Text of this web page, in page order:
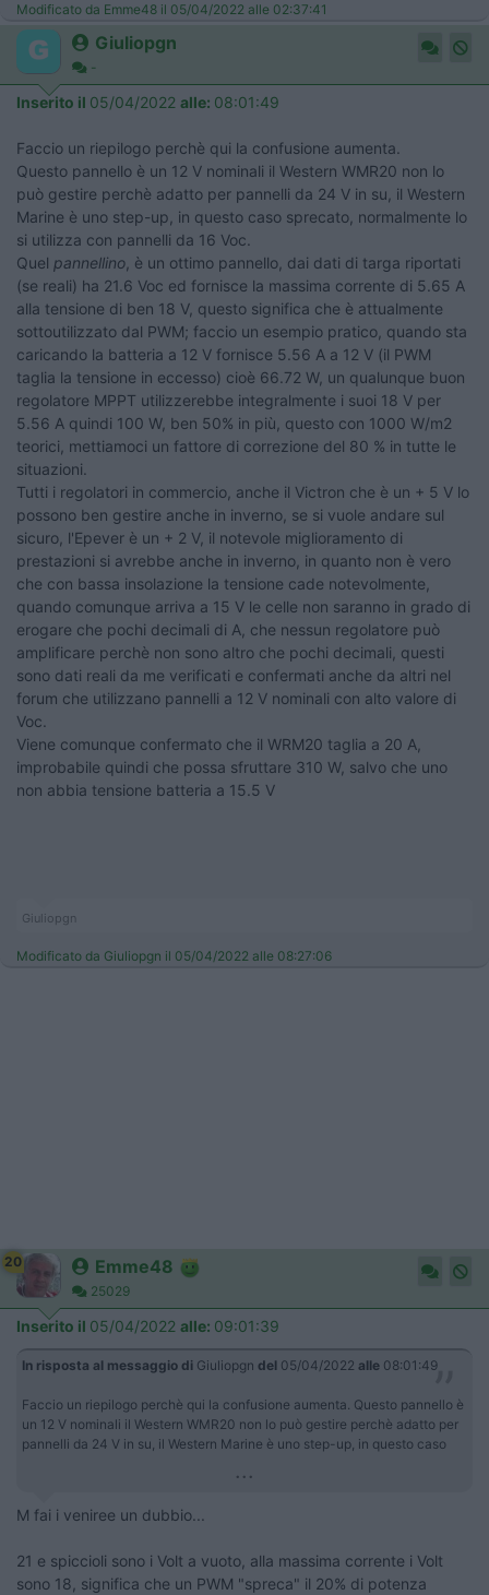
Modificato da Emme48 il 05/04/2022 alle 02:37:41
Giuliopgn
-
Inserito il 05/04/2022 alle: 08:01:49
Faccio un riepilogo perchè qui la confusione aumenta.
Questo pannello è un 12 V nominali il Western WMR20 non lo
può gestire perchè adatto per pannelli da 24 V in su, il Western
Marine è uno step-up, in questo caso sprecato, normalmente lo
si utilizza con pannelli da 16 Voc.
Quel pannellino , è un ottimo pannello, dai dati di targa riportati
(se reali) ha 21.6 Voc ed fornisce la massima corrente di 5.65 A
alla tensione di ben 18 V, questo significa che è attualmente
sottoutilizzato dal PWM; faccio un esempio pratico, quando sta
caricando la batteria a 12 V fornisce 5.56 A a 12 V (il PWM
taglia la tensione in eccesso) cioè 66.72 W, un qualunque buon
regolatore MPPT utilizzerebbe integralmente i suoi 18 V per
5.56 A quindi 100 W, ben 50% in più, questo con 1000 W/m2
teorici, mettiamoci un fattore di correzione del 80 % in tutte le
situazioni.
Tutti i regolatori in commercio, anche il Victron che è un + 5 V lo
possono ben gestire anche in inverno, se si vuole andare sul
sicuro, l'Epever è un + 2 V, il notevole miglioramento di
prestazioni si avrebbe anche in inverno, in quanto non è vero
che con bassa insolazione la tensione cade notevolmente,
quando comunque arriva a 15 V le celle non saranno in grado di
erogare che pochi decimali di A, che nessun regolatore può
amplificare perchè non sono altro che pochi decimali, questi
sono dati reali da me verificati e confermati anche da altri nel
forum che utilizzano pannelli a 12 V nominali con alto valore di
Voc.
Viene comunque confermato che il WRM20 taglia a 20 A,
improbabile quindi che possa sfruttare 310 W, salvo che uno
non abbia tensione batteria a 15.5 V
Giuliopgn
Modificato da Giuliopgn il 05/04/2022 alle 08:27:06
20 Emme48
25029
Inserito il 05/04/2022 alle: 09:01:39
In risposta al messaggio di Giuliopgn del 05/04/2022 alle 08:01:49
Faccio un riepilogo perchè qui la confusione aumenta. Questo pannello è
un 12 V nominali il Western WMR20 non lo può gestire perchè adatto per
pannelli da 24 V in su, il Western Marine è uno step-up, in questo caso
...
M fai i veniree un dubbio...
21 e spiccioli sono i Volt a vuoto, alla massima corrente i Volt
sono 18, significa che un PWM "spreca" il 20% di potenza